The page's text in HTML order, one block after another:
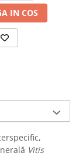
IN COS
Vitis